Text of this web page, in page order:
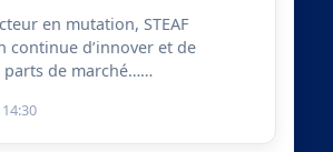
en mutation, STEAF
continue d’innover et de
parts de marché……